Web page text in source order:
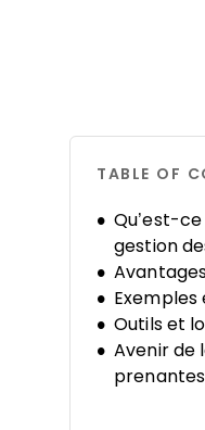
TABLE OF
Qu’est-ce
gestion
Exemples
Outils et
Avenir de
prenantes